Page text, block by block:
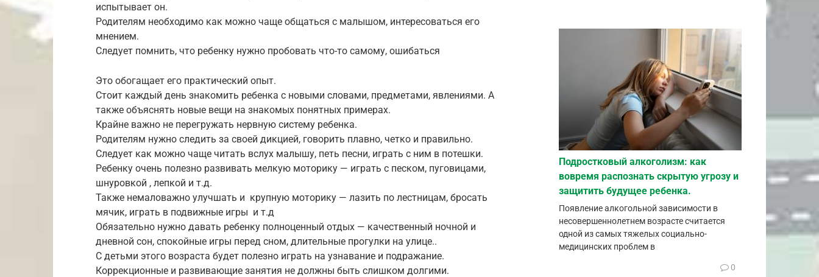
испытывает он.
Родителям необходимо как можно чаще общаться с малышом, интересоваться его
мнением.
Следует помнить, что ребенку нужно пробовать что-то самому, ошибаться
Это обогащает его практический опыт.
Стоит каждый день знакомить ребенка с новыми словами, предметами, явлениями. А
также объяснять новые вещи на знакомых понятных примерах.
Крайне важно не перегружать нервную систему ребенка.
Родителям нужно следить за своей дикцией, говорить плавно, четко и правильно.
Следует как можно чаще читать вслух малышу, петь песни, играть с ним в потешки.
Ребенку очень полезно развивать мелкую моторику — играть с песком, пуговицами,
шнуровкой , лепкой и т.д.
Также немаловажно улучшать и крупную моторику — лазить по лестницам, бросать
мячик, играть в подвижные игры и т.д
Обязательно нужно давать ребенку полноценный отдых — качественный ночной и
дневной сон, спокойные игры перед сном, длительные прогулки на улице..
С детьми этого возраста будет полезно играть на узнавание и подражание.
Коррекционные и развивающие занятия не должны быть слишком долгими.
Подростковый алкоголизм: как
вовремя распознать скрытую угрозу и
защитить будущее ребенка.
Появление алкогольной зависимости в
несовершеннолетнем возрасте считается
одной из самых тяжелых социально-
медицинских проблем в
0